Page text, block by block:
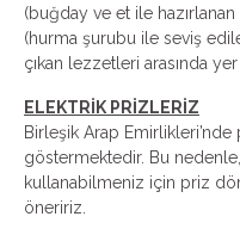
(buğday ve et ile
(hurma şurubu ile seviş
çıkan lezzetleri arasında yer
ELEKTRİK PRİZLERİZ
Birleşik Arap Emirlikleri’nde
göstermektedir. Bu nedenle,
kullanabilmeniz için priz
öneririz.